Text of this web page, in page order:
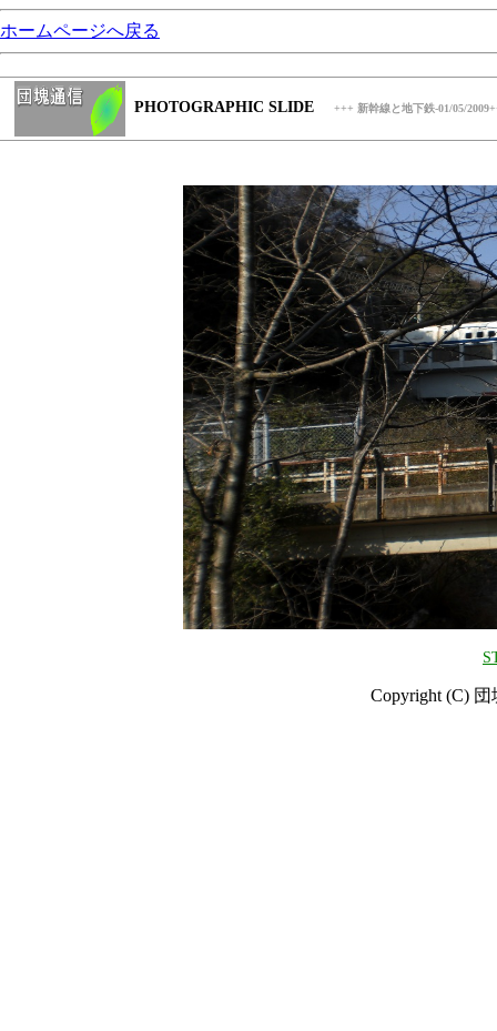
ホームページへ戻る
PHOTOGRAPHIC SLIDE +++ 新幹線と地下鉄-01/05/
Copyright (C) 団